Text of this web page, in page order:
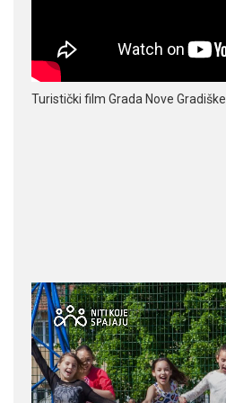
Turistički film Grada Nove Gradiške